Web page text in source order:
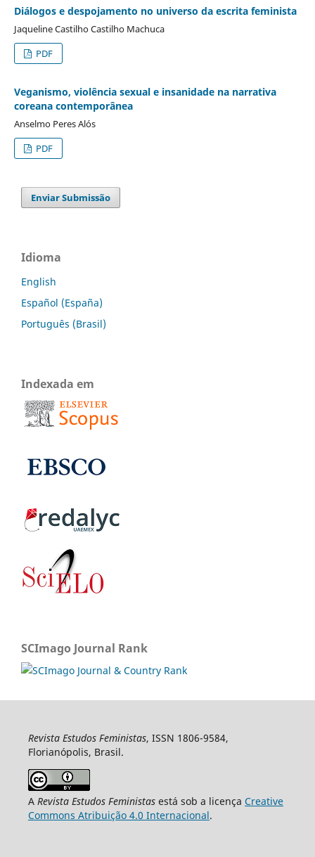
Diálogos e despojamento no universo da escrita feminista
Jaqueline Castilho Castilho Machuca
PDF
Veganismo, violência sexual e insanidade na narrativa
coreana contemporânea
Anselmo Peres Alós
PDF
Enviar Submissão
Idioma
English
Español (España)
Português (Brasil)
Indexada em
SCImago Journal Rank
Revista Estudos Feministas, ISSN 1806-9584,
Florianópolis, Brasil.
A Revista Estudos Feministasestá sob a licença Creative
Commons Atribuição 4.0 Internacional.